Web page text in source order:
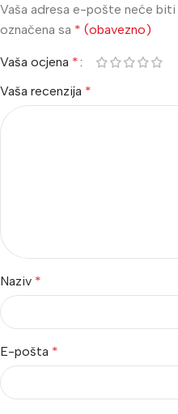
Vaša adresa e-pošte neće biti
označena sa * (obavezno)
Vaša ocjena *
Vaša recenzija *
Naziv *
E-pošta *